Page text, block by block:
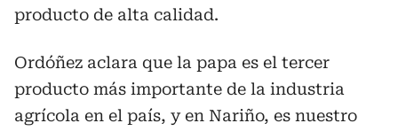
producto de alta calidad.
Ordóñez aclara que la papa es el tercer
producto más importante de la industria
agrícola en el país, y en Nariño, es nuestro